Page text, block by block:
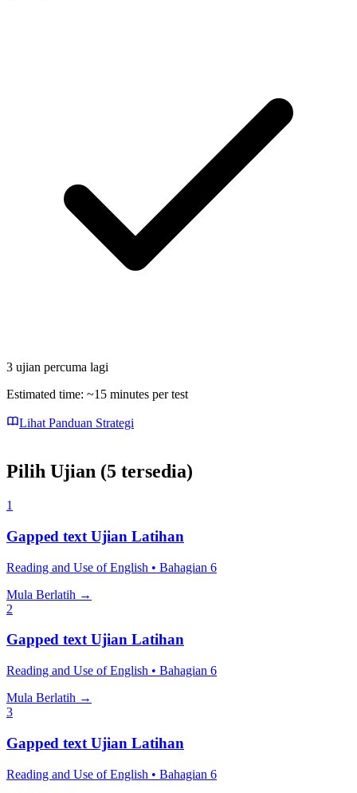
3 ujian percuma lagi
Estimated time: ~15 minutes per test
Lihat Panduan Strategi
Pilih Ujian (5 tersedia)
1
Gapped text Ujian Latihan
Reading and Use of English • Bahagian 6
Mula Berlatih →
2
Gapped text Ujian Latihan
Reading and Use of English • Bahagian 6
Mula Berlatih →
3
Gapped text Ujian Latihan
Reading and Use of English • Bahagian 6